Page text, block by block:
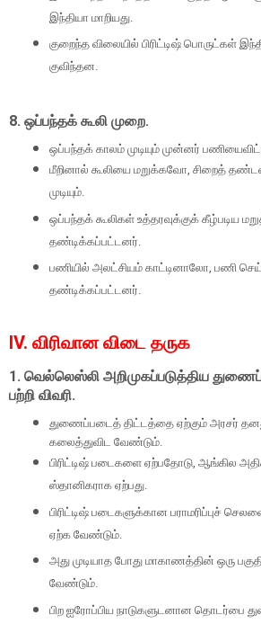
இந்தியா மாறியது.
குறைந்த விலையில் பிரிட்டிஷ் பொருட்கள்
குவிந்தன.
8. ஒப்பந்தக் கூலி முறை.
ஒப்பந்தக் காலம் முடியும் முன்னர்
மீறினால் கூலியை மறுக்கவோ, சிறைத்
முடியும்.
ஒப்பந்தக் கூலிகள் உத்தரவுக்குக் கீழ்படிய
தண்டிக்கப்பட்டனர்.
பணியில் அலட்சியம் காட்டினாலோ, பணி
தண்டிக்கப்பட்டனர்.
IV. விரிவான விடை தருக
1. வெல்லெஸ்லி அறிமுகப்படுத்திய
பற்றி விவரி.
துணைப்படைத் திட்டத்தை ஏற்கும் அரசர்
கலைத்துவிட வேண்டும்.
பிரிட்டிஷ் படைகளை ஏற்பதோடு, ஆங்கில
ஸ்தானிகராக ஏற்பது.
பிரிட்டிஷ் படைகளுக்கான பராமரிப்புச்
ஏற்க வேண்டும்.
அது முடியாத போது மாகாணத்தின் ஒரு
வேண்டும்.
பிற ஐரோப்பிய நாடுகளுடனான தொடர்பை